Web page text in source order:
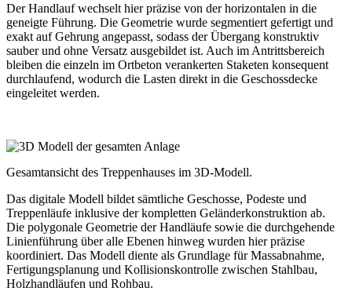
Der Handlauf wechselt hier präzise von der horizontalen in die
geneigte Führung. Die Geometrie wurde segmentiert gefertigt und
exakt auf Gehrung angepasst, sodass der Übergang konstruktiv
sauber und ohne Versatz ausgebildet ist. Auch im Antrittsbereich
bleiben die einzeln im Ortbeton verankerten Staketen konsequent
durchlaufend, wodurch die Lasten direkt in die Geschossdecke
eingeleitet werden.
Gesamtansicht des Treppenhauses im 3D-Modell.
Das digitale Modell bildet sämtliche Geschosse, Podeste und
Treppenläufe inklusive der kompletten Geländerkonstruktion ab.
Die polygonale Geometrie der Handläufe sowie die durchgehende
Linienführung über alle Ebenen hinweg wurden hier präzise
koordiniert. Das Modell diente als Grundlage für Massabnahme,
Fertigungsplanung und Kollisionskontrolle zwischen Stahlbau,
Holzhandläufen und Rohbau.